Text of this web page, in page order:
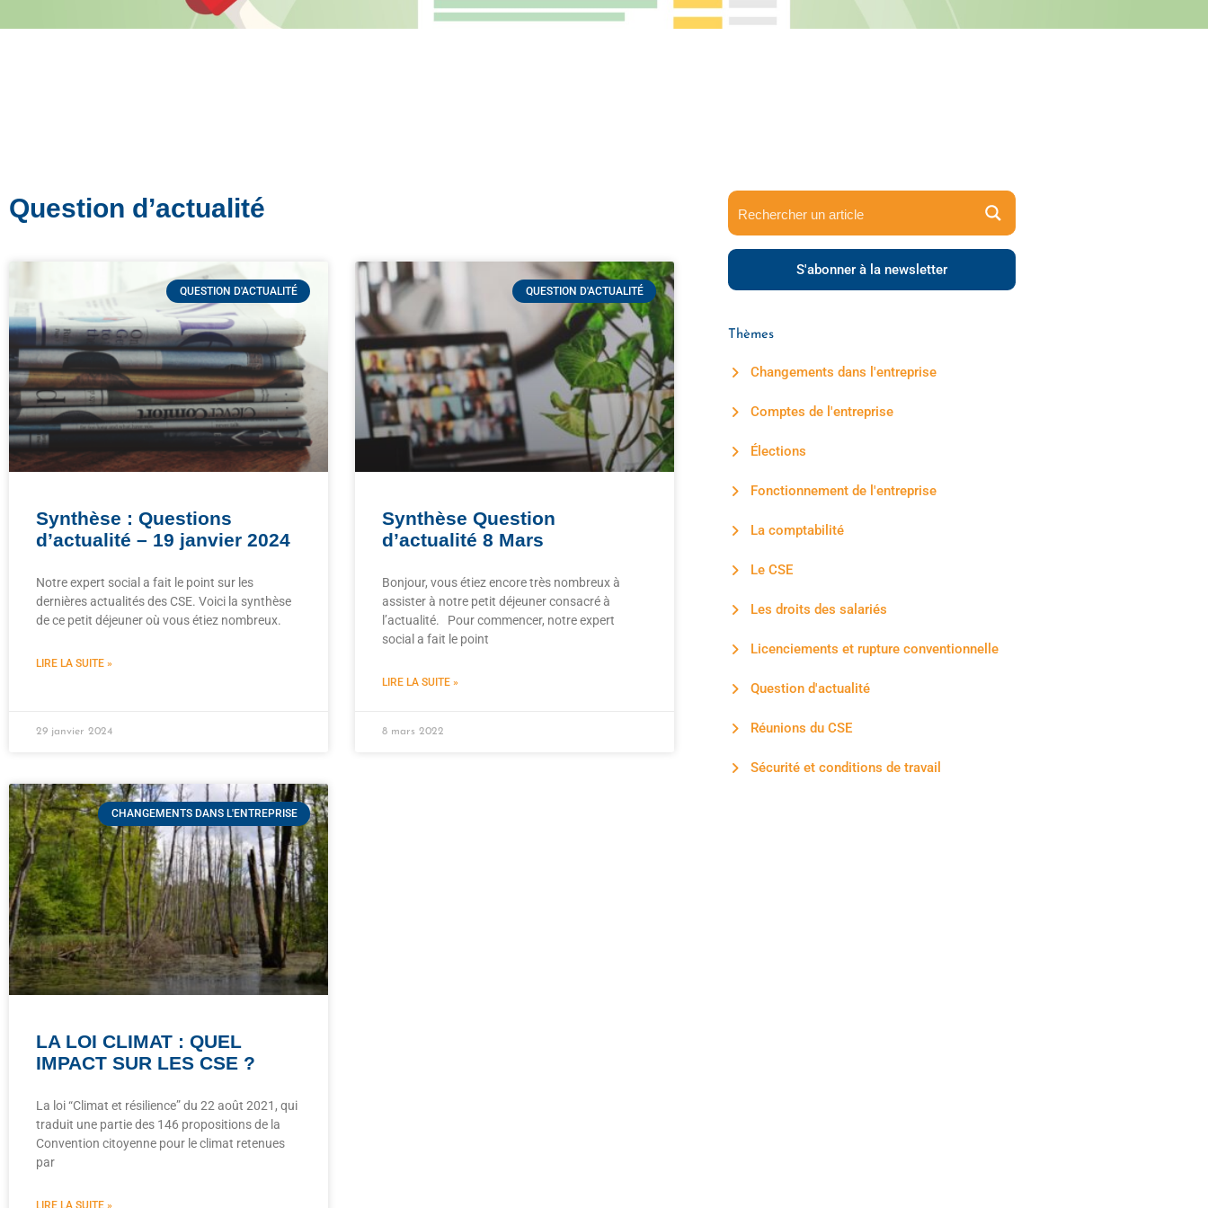
Question d’actualité
QUESTION D'ACTUALITÉ
Synthèse : Questions
d’actualité – 19 janvier 2024
Notre expert social a fait le point sur les
dernières actualités des CSE. Voici la synthèse
de ce petit déjeuner où vous étiez nombreux.
LIRE LA SUITE »
29 janvier 2024
QUESTION D'ACTUALITÉ
Synthèse Question
d’actualité 8 Mars
Bonjour, vous étiez encore très nombreux à
assister à notre petit déjeuner consacré à
l’actualité. Pour commencer, notre expert
social a fait le point
LIRE LA SUITE »
8 mars 2022
CHANGEMENTS DANS L'ENTREPRISE
LA LOI CLIMAT : QUEL
IMPACT SUR LES CSE ?
La loi “Climat et résilience” du 22 août 2021, qui
traduit une partie des 146 propositions de la
Convention citoyenne pour le climat retenues
par
LIRE LA SUITE »
S'abonner à la newsletter
Thèmes
Changements dans l'entreprise
Comptes de l'entreprise
Élections
Fonctionnement de l'entreprise
La comptabilité
Le CSE
Les droits des salariés
Licenciements et rupture conventionnelle
Question d'actualité
Réunions du CSE
Sécurité et conditions de travail